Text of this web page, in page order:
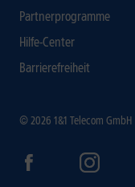
Partnerprogramme
Hilfe-Center
Barrierefreiheit
© 2026 1&1 Telecom GmbH